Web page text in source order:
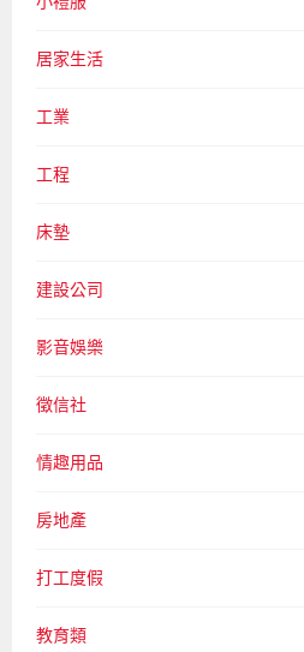
居家生活
工業
工程
床墊
建設公司
影音娛樂
徵信社
情趣用品
房地產
打工度假
教育類